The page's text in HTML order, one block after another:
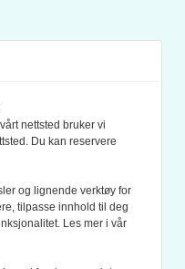
nettsted bruker vi
Du kan reservere
og lignende verktøy for
tilpasse innhold til deg
Les mer i vår